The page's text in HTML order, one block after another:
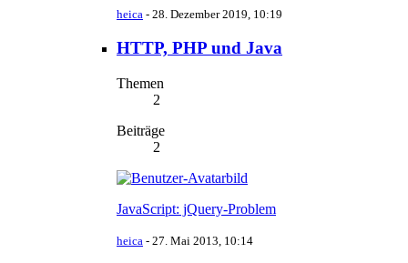
heica - 28. Dezember 2019, 10:19
HTTP, PHP und Java
Themen
2
Beiträge
2
JavaScript: jQuery-Problem
heica - 27. Mai 2013, 10:14